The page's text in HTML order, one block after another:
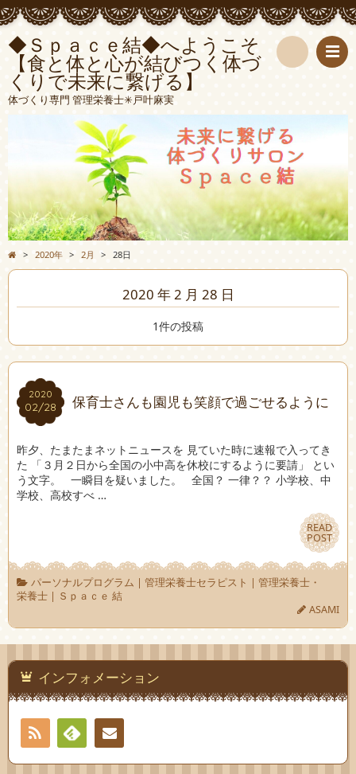
◆Ｓｐａｃｅ結◆へようこそ
【食と体と心が結びつく体づ
くりで未来に繋げる】
体づくり専門 管理栄養士✳︎戸叶麻実
索
> 2020年 > 2月 > 28日
2020 年 2 月 28 日
1件の投稿
2020
02/28
2020
02/28 保育士さんも園児も笑顔で過ごせるように
昨夕、たまたまネットニュースを 見ていた時に速報で入ってき
た 「３月２日から全国の小中高を休校にするように要請」 とい
う文字。 一瞬目を疑いました。 全国？ 一律？？ 小学校、中
学校、高校すべ …
READ
POST
READ
POST
パーソナルプログラム | 管理栄養士セラピスト | 管理栄養士・
栄養士 | Ｓｐａｃｅ 結
ASAMI
インフォメーション
RSS
Feedly連絡